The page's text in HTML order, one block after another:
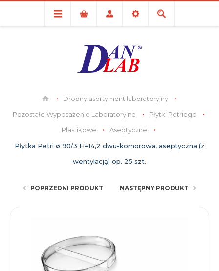
Drobny asortyment laboratoryjny
Pozostałe Wyposażenie Laboratoryjne
Płytki Petriego
Plastikowe
Aseptyczne
Płytka Petri ø 90/3 H=14,2 dwu-komorowa, aseptyczna (z
wentylacją) op. 25 szt.
POPRZEDNI PRODUKT NASTĘPNY PRODUKT